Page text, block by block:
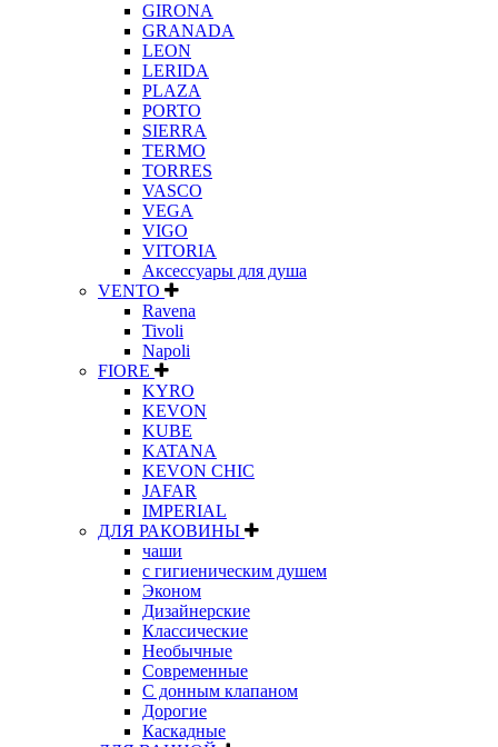
GIRONA
GRANADA
LEON
LERIDA
PLAZA
PORTO
SIERRA
TERMO
TORRES
VASCO
VEGA
VIGO
VITORIA
Аксессуары для душа
VENTO
Ravena
Tivoli
Napoli
FIORE
KYRO
KEVON
KUBE
KATANA
KEVON CHIC
JAFAR
IMPERIAL
ДЛЯ РАКОВИНЫ
чаши
с гигиеническим душем
Эконом
Дизайнерские
Классические
Необычные
Современные
С донным клапаном
Дорогие
Каскадные